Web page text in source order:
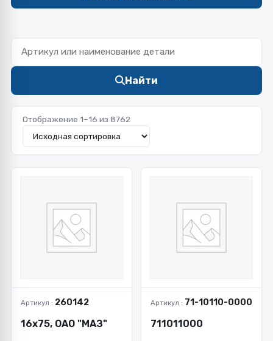
Найти
Отображение 1–16 из 8762
Артикул : 260142
16х75, ОАО "МАЗ"
Артикул : 71-10110-0000
711011000